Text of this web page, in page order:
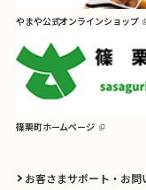
お客さまサポート・お問
やまや公式オンラインショップ
篠栗町ホームページ